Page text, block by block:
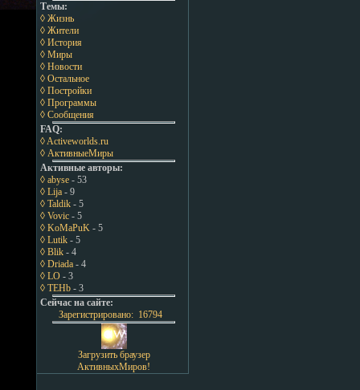
Темы:
◊ Жизнь
◊ Жители
◊ История
◊ Миры
◊ Новости
◊ Остальное
◊ Постройки
◊ Программы
◊ Сообщения
FAQ:
◊ Activeworlds.ru
◊ АктивныеМиры
Активные авторы:
◊ abyse - 53
◊ Lija - 9
◊ Taldik - 5
◊ Vovic - 5
◊ KoMaPuK - 5
◊ Lutik - 5
◊ Blik - 4
◊ Driada - 4
◊ LO - 3
◊ TEHb - 3
Сейчас на сайте:
Зарегистрировано: 16794
Загрузить браузер
АктивныхМиров!